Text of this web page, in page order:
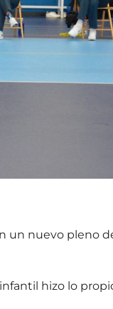
un nuevo pleno
hizo lo